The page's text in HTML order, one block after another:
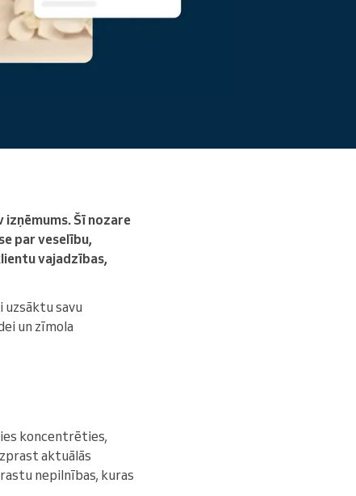
izņēmums. Šī nozare
par veselību,
vajadzības,
uzsāktu savu
un zīmola
koncentrēties,
aktuālās
nepilnības, kuras